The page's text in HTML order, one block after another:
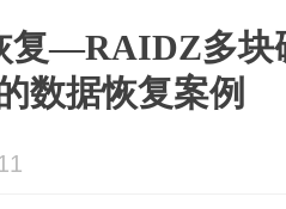
复—RAIDZ多块
数据恢复案例